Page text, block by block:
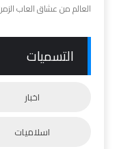
العالم من عشاق العاب الزمن الجميل
التسميات
اخبار
اسلاميات